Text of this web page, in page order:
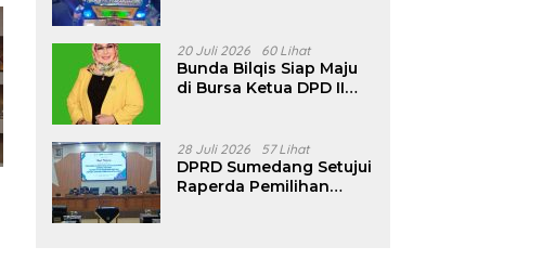
Tanjungsari Sumedang
20 Juli 2026 60 Lihat
Bunda Bilqis Siap Maju
di Bursa Ketua DPD II
28 Juli 2026 57 Lihat
DPRD Sumedang Setujui
Raperda Pemilihan